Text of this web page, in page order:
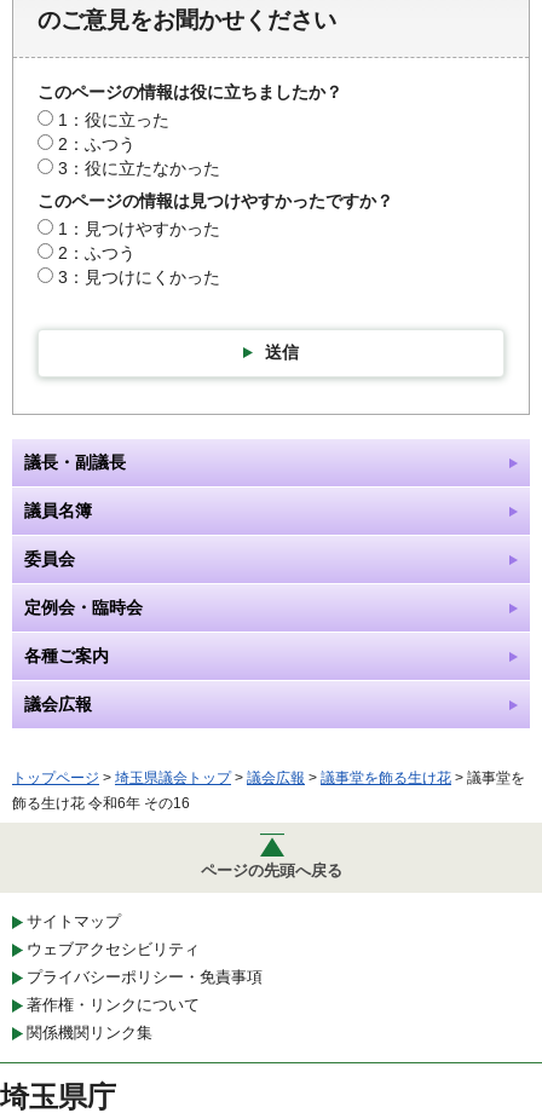
のご意見をお聞かせください
このページの情報は役に立ちましたか？
1：役に立った
2：ふつう
3：役に立たなかった
このページの情報は見つけやすかったですか？
1：見つけやすかった
2：ふつう
3：見つけにくかった
送信
議長・副議長
議員名簿
委員会
定例会・臨時会
各種ご案内
議会広報
トップページ > 埼玉県議会トップ> 議会広報 > 議事堂を飾る生け花 > 議事堂を
飾る生け花 令和6年 その16
ページの先頭へ戻る
サイトマップ
ウェブアクセシビリティ
プライバシーポリシー・免責事項
著作権・リンクについて
関係機関リンク集
埼玉県庁